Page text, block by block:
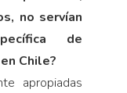
no servían
de
Chile?
apropiadas